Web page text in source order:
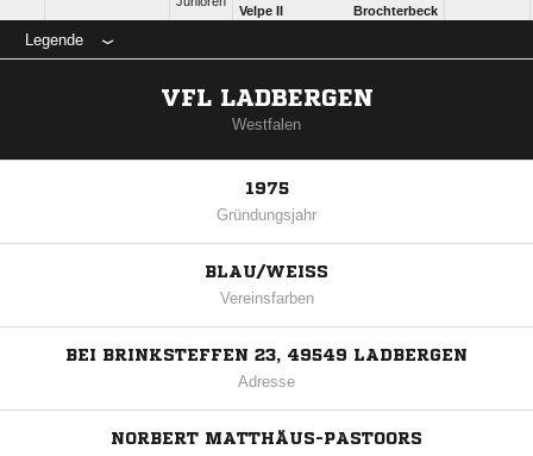
Velpe II
Brochterbeck
Legende
VFL LADBERGEN
Westfalen
1975
Gründungsjahr
BLAU/WEISS
Vereinsfarben
BEI BRINKSTEFFEN 23, 49549 LADBERGEN
Adresse
NORBERT MATTHÄUS-PASTOORS